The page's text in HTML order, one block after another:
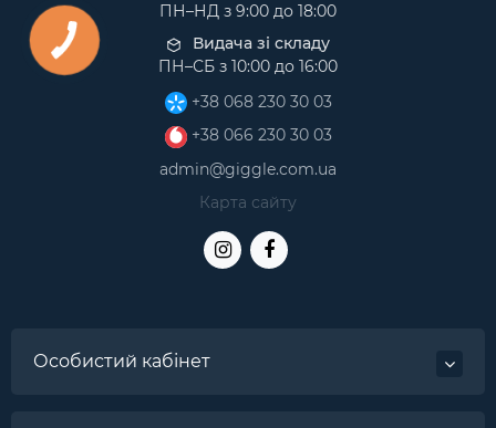
ПН–НД з 9:00 до 18:00
Видача зі складу
ПН–СБ з 10:00 до 16:00
+38 068 230 30 03
+38 066 230 30 03
admin@giggle.com.ua
Карта сайту
Особистий кабінет